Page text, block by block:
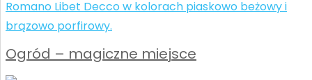
Ogród – magiczne miejsce